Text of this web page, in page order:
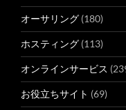
オーサリング (180)
ホスティング (113)
オンラインサービス
お役立ちサイト (69)